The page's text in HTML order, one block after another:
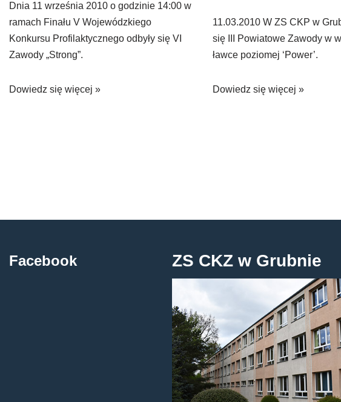
Dnia 11 września 2010 o godzinie 14:00 w
ramach Finału V Wojewódzkiego
Konkursu Profilaktycznego odbyły się VI
Zawody „Strong”.
Dowiedz się więcej »
11.03.2010 W ZS CKP w
się III Powiatowe Zawody w
ławce poziomej ‘Power’.
Dowiedz się więcej »
Facebook ZS CKZ w Grubnie